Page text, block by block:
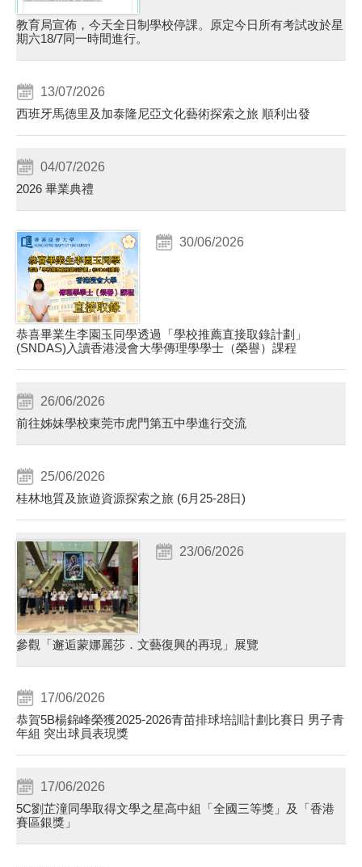
教育局宣佈，今天全日制學校停課。原定今日所有考試改於星
期六18/7同一時間進行。
13/07/2026
西班牙馬德里及加泰隆尼亞文化藝術探索之旅 順利出發
04/07/2026
2026 畢業典禮
30/06/2026
恭喜畢業生李園玉同學透過「學校推薦直接取錄計劃」
(SNDAS)入讀香港浸會大學傳理學學士（榮譽）課程
26/06/2026
前往姊妹學校東莞巿虎門第五中學進行交流
25/06/2026
桂林地質及旅遊資源探索之旅 (6月25-28日)
23/06/2026
參觀「邂逅蒙娜麗莎．文藝復興的再現」展覽
17/06/2026
恭賀5B楊錦峰榮獲2025-2026青苗排球培訓計劃比賽日 男子青
年組 突出球員表現獎
17/06/2026
5C劉芷潼同學取得文學之星高中組「全國三等獎」及「香港
賽區銀獎」